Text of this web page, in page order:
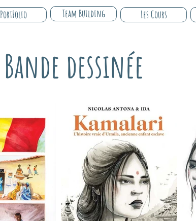
PortFolio Team Building Les Cours
Bande dessinée